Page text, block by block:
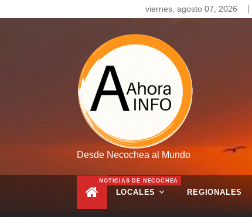
to
viernes, agosto 07, 2026
Desde Necochea al Mundo
LOCALES
NOTICIAS DE NECOCHEA
REGIONALES